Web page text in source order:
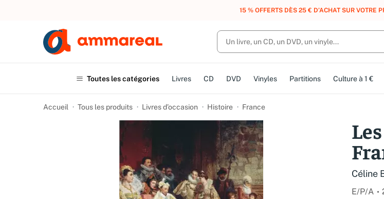
UN ACHAT, DES POINTS, DES RÉCOMPENSES :REJOIGNEZ
Toutes les catégories Livres CD DVD Vinyles Partitions Culture à 1 €
Accueil Tous les produits Livres d’occasion Histoire France
Céline
E/P/A